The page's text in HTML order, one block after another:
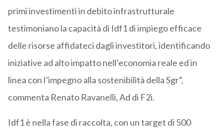
primi investimenti in debito infrastrutturale
testimoniano la capacità di Idf1 di impiego efficace
delle risorse affidateci dagli investitori, identificando
iniziative ad alto impatto nell’economia reale ed in
linea con l’impegno alla sostenibilità della Sgr”,
commenta Renato Ravanelli, Ad di F2i.
Idf1 è nella fase di raccolta, con un target di 500